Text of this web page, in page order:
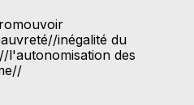
inégalité du
l'autonomisation des